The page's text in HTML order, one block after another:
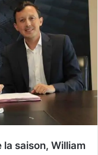
la saison, William